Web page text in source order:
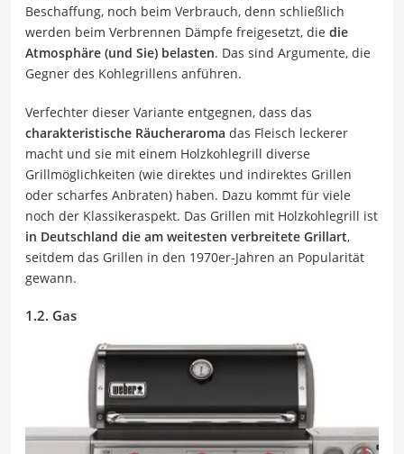
Beschaffung, noch beim Verbrauch, denn schließlich
werden beim Verbrennen Dämpfe freigesetzt, die die
Atmosphäre (und Sie) belasten. Das sind Argumente, die
Gegner des Kohlegrillens anführen.
Verfechter dieser Variante entgegnen, dass das
charakteristische Räucheraroma das Fleisch leckerer
macht und sie mit einem Holzkohlegrill diverse
Grillmöglichkeiten (wie direktes und indirektes Grillen
oder scharfes Anbraten) haben. Dazu kommt für viele
noch der Klassikeraspekt. Das Grillen mit Holzkohlegrill ist
in Deutschland die am weitesten verbreitete Grillart,
seitdem das Grillen in den 1970er-Jahren an Popularität
gewann.
1.2. Gas